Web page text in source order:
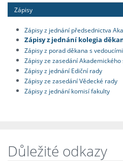
Zápisy
Zápisy z jednání předsednictva
Zápisy z jednání kolegia
Zápisy z porad děkana s
Zápisy ze zasedání Akademického
Zápisy z jednání Ediční rady
Zápisy ze zasedání Vědecké rady
Zápisy z jednání komisí fakulty
Důležité odkazy